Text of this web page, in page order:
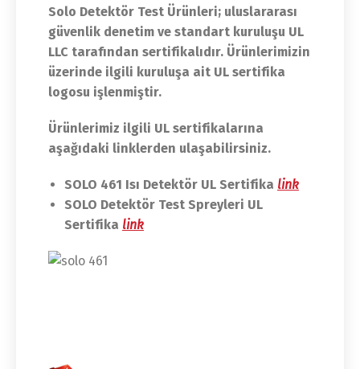
Solo Detektör Test Ürünleri; uluslararası
güvenlik denetim ve standart kuruluşu UL
LLC tarafından sertifikalıdır. Ürünlerimizin
üzerinde ilgili kuruluşa ait UL sertifika
logosu işlenmiştir.
Ürünlerimiz ilgili UL sertifikalarına
aşağıdaki linklerden ulaşabilirsiniz.
SOLO 461 Isı Detektör UL Sertifika link
SOLO Detektör Test Spreyleri UL
Sertifika link